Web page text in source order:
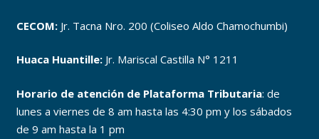
CECOM:Jr. Tacna Nro. 200 (Coliseo Aldo Chamochumbi)
Huaca Huantille: Jr. Mariscal Castilla N° 1211
Horario de atención de Plataforma Tributaria: de
lunes a viernes de 8 am hasta las 4:30 pm y los sábados
de 9 am hasta la 1 pm